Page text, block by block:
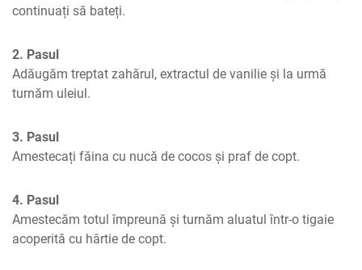
continuați să bateți.
2. Pasul
Adăugăm treptat zahărul, extractul de vanilie și la urmă
turnăm uleiul.
3. Pasul
Amestecați făina cu nucă de cocos și praf de copt.
4. Pasul
Amestecăm totul împreună și turnăm aluatul într-o tigaie
acoperită cu hârtie de copt.